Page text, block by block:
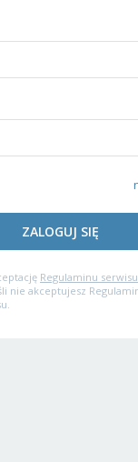
ZALOGUJ SIĘ
Regulaminu serwisu
nie akceptujesz